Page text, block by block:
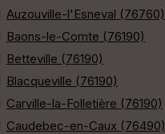
Auzouville-l'Esneval (76760)
Baons-le-Comte (76190)
Betteville (76190)
Blacqueville (76190)
Carville-la-Folletière (76190)
Caudebec-en-Caux (76490)